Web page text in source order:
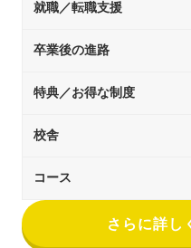
就職／転職支援
卒業後の進路
特典／お得な制度
校舎
コース
さらに詳し